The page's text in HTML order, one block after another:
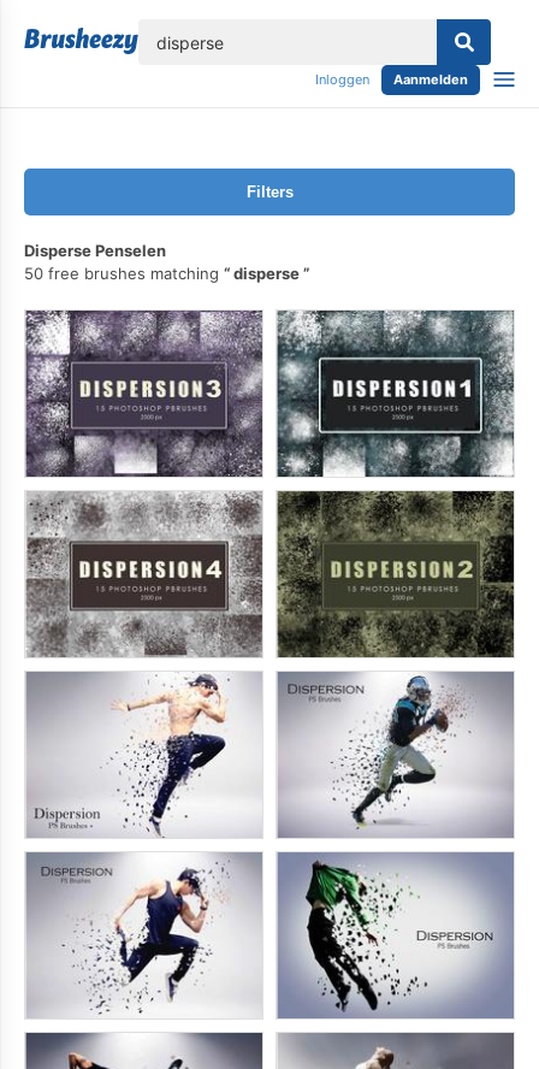
Inloggen Aanmelden
Filters
Disperse Penselen
50 free brushes matching
disperse